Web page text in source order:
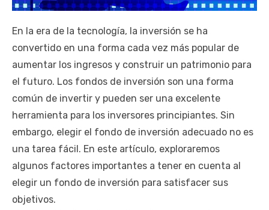
En la era de la tecnología, la inversión se ha
convertido en una forma cada vez más popular de
aumentar los ingresos y construir un patrimonio para
el futuro. Los fondos de inversión son una forma
común de invertir y pueden ser una excelente
herramienta para los inversores principiantes. Sin
embargo, elegir el fondo de inversión adecuado no es
una tarea fácil. En este artículo, exploraremos
algunos factores importantes a tener en cuenta al
elegir un fondo de inversión para satisfacer sus
objetivos.